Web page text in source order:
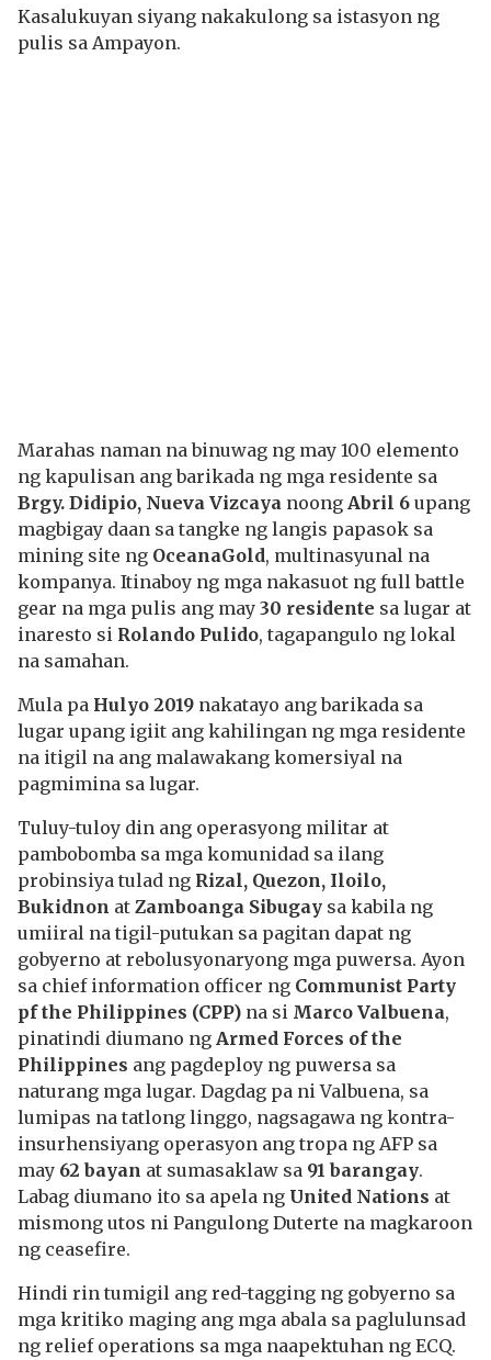
Kasalukuyan siyang nakakulong sa istasyon ng
pulis sa Ampayon.
Marahas naman na binuwag ng may 100 elemento
ng kapulisan ang barikada ng mga residente sa
Brgy. Didipio, Nueva Vizcaya noong Abril 6 upang
magbigay daan sa tangke ng langis papasok sa
mining site ng OceanaGold, multinasyunal na
kompanya. Itinaboy ng mga nakasuot ng full battle
gear na mga pulis ang may 30 residente sa lugar at
inaresto si Rolando Pulido, tagapangulo ng lokal
na samahan.
Mula pa Hulyo 2019 nakatayo ang barikada sa
lugar upang igiit ang kahilingan ng mga residente
na itigil na ang malawakang komersiyal na
pagmimina sa lugar.
Tuluy-tuloy din ang operasyong militar at
pambobomba sa mga komunidad sa ilang
probinsiya tulad ng Rizal, Quezon, Iloilo,
Bukidnon at Zamboanga Sibugay sa kabila ng
umiiral na tigil-putukan sa pagitan dapat ng
gobyerno at rebolusyonaryong mga puwersa. Ayon
sa chief information officer ng Communist Party
pf the Philippines (CPP) na si Marco Valbuena,
pinatindi diumano ng Armed Forces of the
Philippines ang pagdeploy ng puwersa sa
naturang mga lugar. Dagdag pa ni Valbuena, sa
lumipas na tatlong linggo, nagsagawa ng kontra-
insurhensiyang operasyon ang tropa ng AFP sa
may 62 bayan at sumasaklaw sa 91 barangay.
Labag diumano ito sa apela ng United Nations at
mismong utos ni Pangulong Duterte na magkaroon
ng ceasefire.
Hindi rin tumigil ang red-tagging ng gobyerno sa
mga kritiko maging ang mga abala sa paglulunsad
ng relief operations sa mga naapektuhan ng ECQ.